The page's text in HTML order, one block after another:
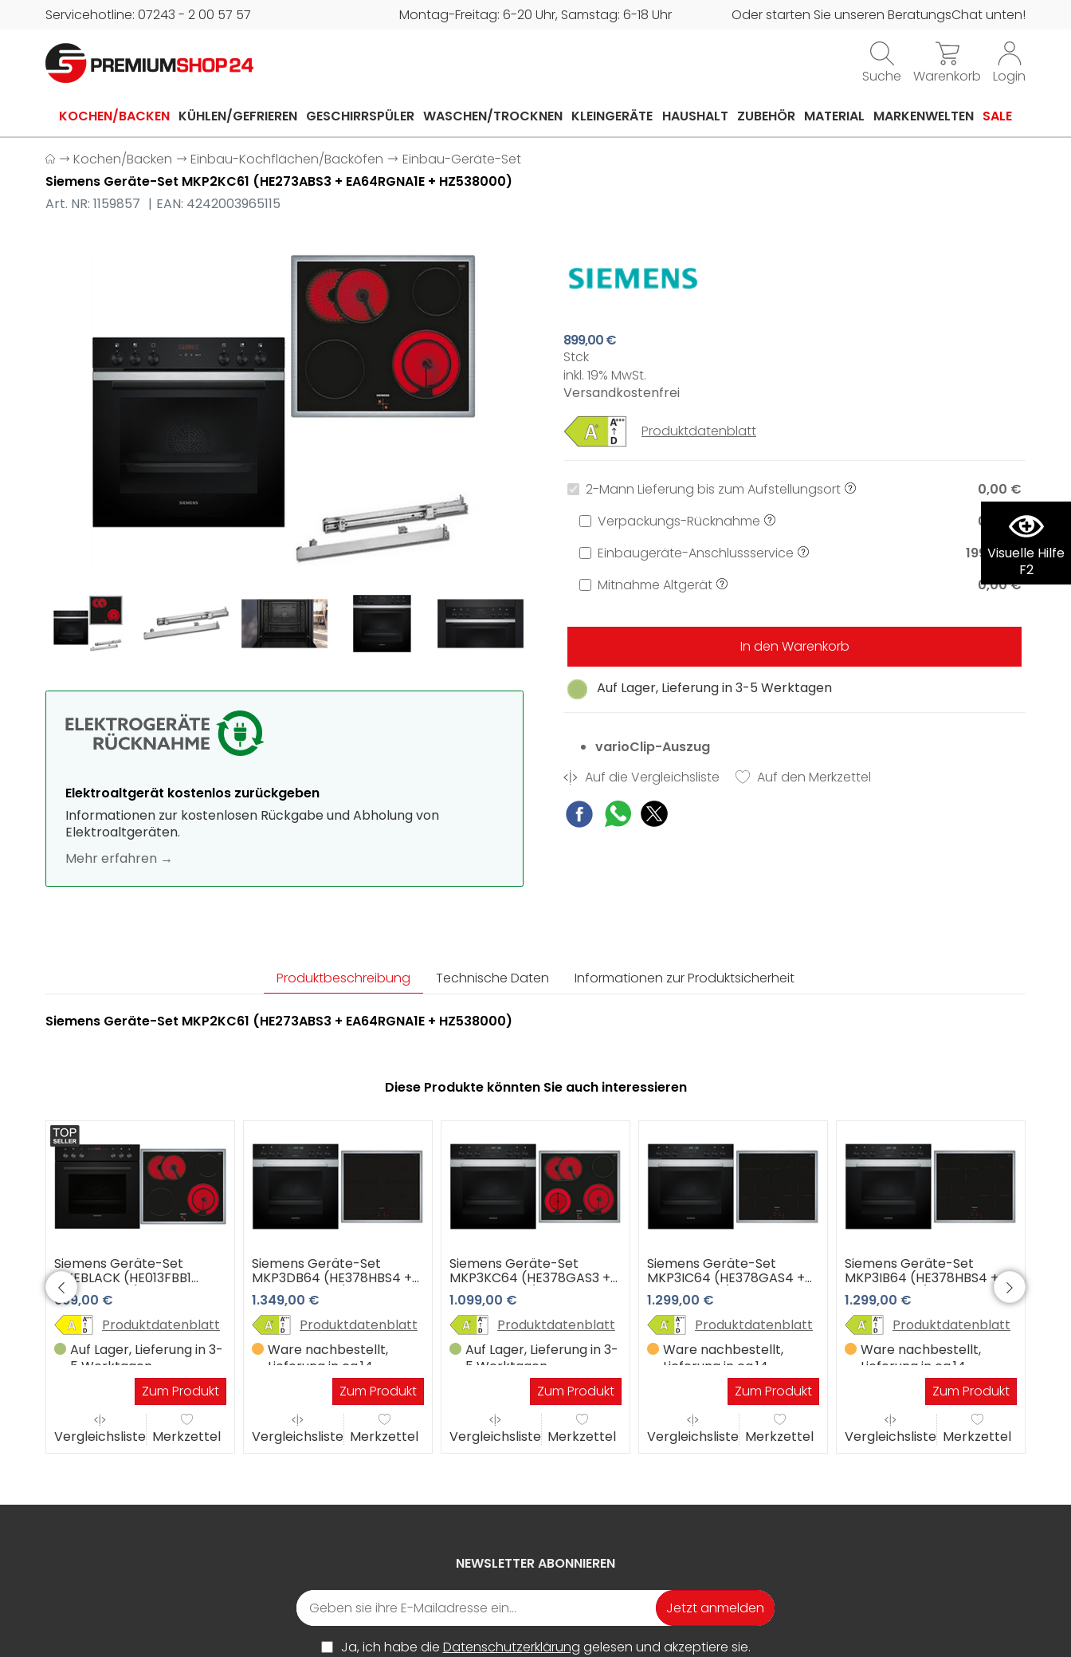
Visuelle Hilfe
F2
Servicehotline: 07243 - 2 00 57 57 Montag-Freitag: 6-20 Uhr, Samstag: 6-18 Uhr Oder starten Sie unseren BeratungsChat unten!
Suche Warenkorb Login
KOCHEN/BACKEN KÜHLEN/GEFRIEREN GESCHIRRSPÜLER WASCHEN/TROCKNEN KLEINGERÄTE HAUSHALT ZUBEHÖR MATERIAL MARKENWELTEN SALE
Kochen/Backen Einbau-Kochflächen/Backöfen
Einbau-Geräte-Set
Siemens Geräte-Set MKP2KC61 (HE273ABS3 + EA64RGNA1E + HZ538000)
Art. NR: 1159857
EAN: 4242003965115
Elektroaltgerät kostenlos zurückgeben
Informationen zur kostenlosen Rückgabe und Abholung von
Elektroaltgeräten.
Mehr erfahren →
899,00 €
Stck
inkl. 19% MwSt.
Versandkostenfrei
Produktdatenblatt
Auf Lager, Lieferung in 3-5 Werktagen
2-Mann Lieferung bis zum Aufstellungsort
0,00 €
Verpackungs-Rücknahme
0,00 €
Einbaugeräte-Anschlussservice
199,00 €
Mitnahme Altgerät
0,00 €
In den Warenkorb
varioClip-Auszug
Auf die Vergleichsliste
Auf den Merkzettel
Produktbeschreibung Technische Daten Informationen zur Produktsicherheit
Siemens Geräte-Set MKP2KC61 (HE273ABS3 + EA64RGNA1E + HZ538000)
Diese Produkte könnten Sie auch interessieren
Siemens Geräte-Set
MKEBLACK (HE013FBB1
EA64RGNA1E)
699,00 €
Produktdatenblatt
Auf Lager, Lieferung in 3-
5 Werktagen
Zum Produkt
Vergleichsliste Merkzettel
Siemens Geräte-Set
MKP3DB64 (HE378HBS4 +
EM645CQB6M)
1.349,00 €
Produktdatenblatt
Ware nachbestellt,
Lieferung in ca.14
WerktagenZum Produkt
Vergleichsliste Merkzettel
Siemens Geräte-Set
MKP3KC64 (HE378GAS3 +
EA645GH17M)
1.099,00 €
Produktdatenblatt
Auf Lager, Lieferung in 3-
5 Werktagen
Zum Produkt
Vergleichsliste Merkzettel
Siemens Geräte-Set
MKP3IC64 (HE378GAS4 +
EI645CFB6M)
1.299,00 €
Produktdatenblatt
Ware nachbestellt,
Lieferung in ca.14
WerktagenZum Produkt
Vergleichsliste Merkzettel
Siemens Geräte-Set
MKP3IB64 (HE378HBS4 +
EI645CFB6M)
1.299,00 €
Produktdatenblatt
Ware nachbestellt,
Lieferung in ca.14
WerktagenZum Produkt
Vergleichsliste Merkzettel
NEWSLETTER ABONNIEREN
Jetzt anmelden
Ja, ich habe die Datenschutzerklärung gelesen und akzeptiere sie.